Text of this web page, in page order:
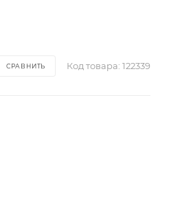
СРАВНИТЬ Код товара: 122339